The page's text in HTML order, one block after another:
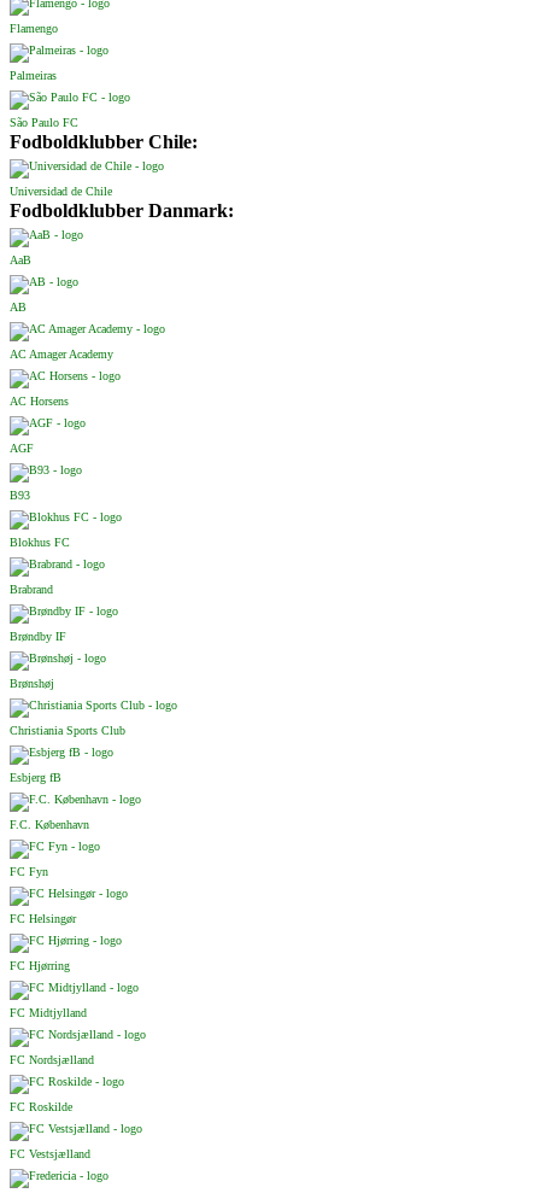
Flamengo
Palmeiras
São Paulo FC
Fodboldklubber Chile:
Universidad de Chile
Fodboldklubber Danmark:
AaB
AB
AC Amager Academy
AC Horsens
AGF
B93
Blokhus FC
Brabrand
Brøndby IF
Brønshøj
Christiania Sports Club
Esbjerg fB
F.C. København
FC Fyn
FC Helsingør
FC Hjørring
FC Midtjylland
FC Nordsjælland
FC Roskilde
FC Vestsjælland